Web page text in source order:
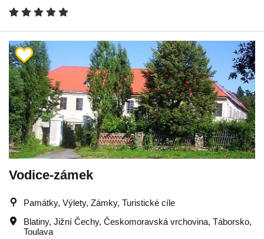
Vodice-zámek
Památky, Výlety, Zámky, Turistické cíle
Blatiny, Jižní Čechy, Českomoravská vrchovina, Táborsko,
Toulava